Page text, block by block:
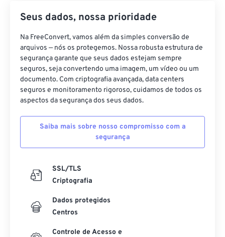
Seus dados, nossa prioridade
Na FreeConvert, vamos além da simples conversão de
arquivos — nós os protegemos. Nossa robusta estrutura de
segurança garante que seus dados estejam sempre
seguros, seja convertendo uma imagem, um vídeo ou um
documento. Com criptografia avançada, data centers
seguros e monitoramento rigoroso, cuidamos de todos os
aspectos da segurança dos seus dados.
Saiba mais sobre nosso compromisso com a
segurança
SSL/TLS
Criptografia
Dados protegidos
Centros
Controle de Acesso e